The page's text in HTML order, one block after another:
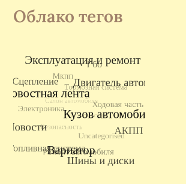
Облако тегов